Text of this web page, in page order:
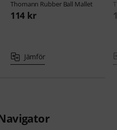
Thomann Rubber Ball Mallet
114 kr
Jämför